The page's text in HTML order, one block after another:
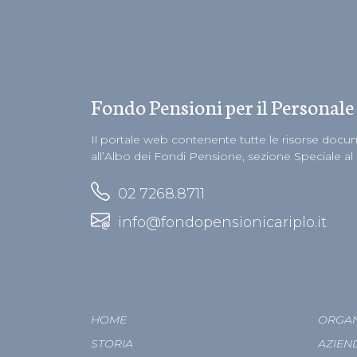
HOME
STORIA
Fondo Pensioni per il
Il portale web contenente tutte le risorse
all’Albo dei Fondi Pensione, sezione Speciale
02 7268.8711
info@fondopensionicariplo.it